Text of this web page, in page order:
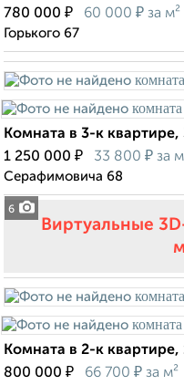
780 000 ₽ 60 000 ₽ за м²
Горького 67
6
Комната в 3-к
1 250 000 ₽ 33 800 ₽ за
Серафимовича 68
Виртуальные
Комната в 2-к квартире,
800 000 ₽ 66 700 ₽ за м²